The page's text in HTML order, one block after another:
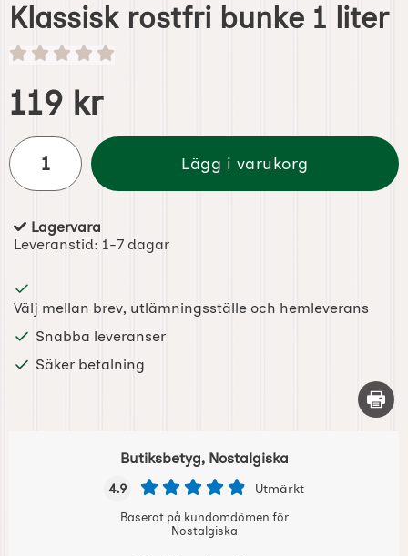
Klassisk rostfri bunke 1 liter
Handla denna produkt Klassisk rostfri bunke 1 liter
pris
119 kr
antal
Lägg i varukorg
Tillgänglighet:
Lagervara
Leveranstid: 1-7 dagar
Välj mellan brev, utlämningsställe och hemleverans
Snabba leveranser
Säker betalning
Skriv
Butiksbetyg, Nostalgiska
4.9 Utmärkt
Baserat på kundomdömen för
Nostalgiska